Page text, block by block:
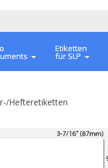
Etiketten
für SLP
Hefteretiketten